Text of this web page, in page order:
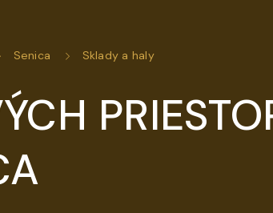
Senica Sklady a haly